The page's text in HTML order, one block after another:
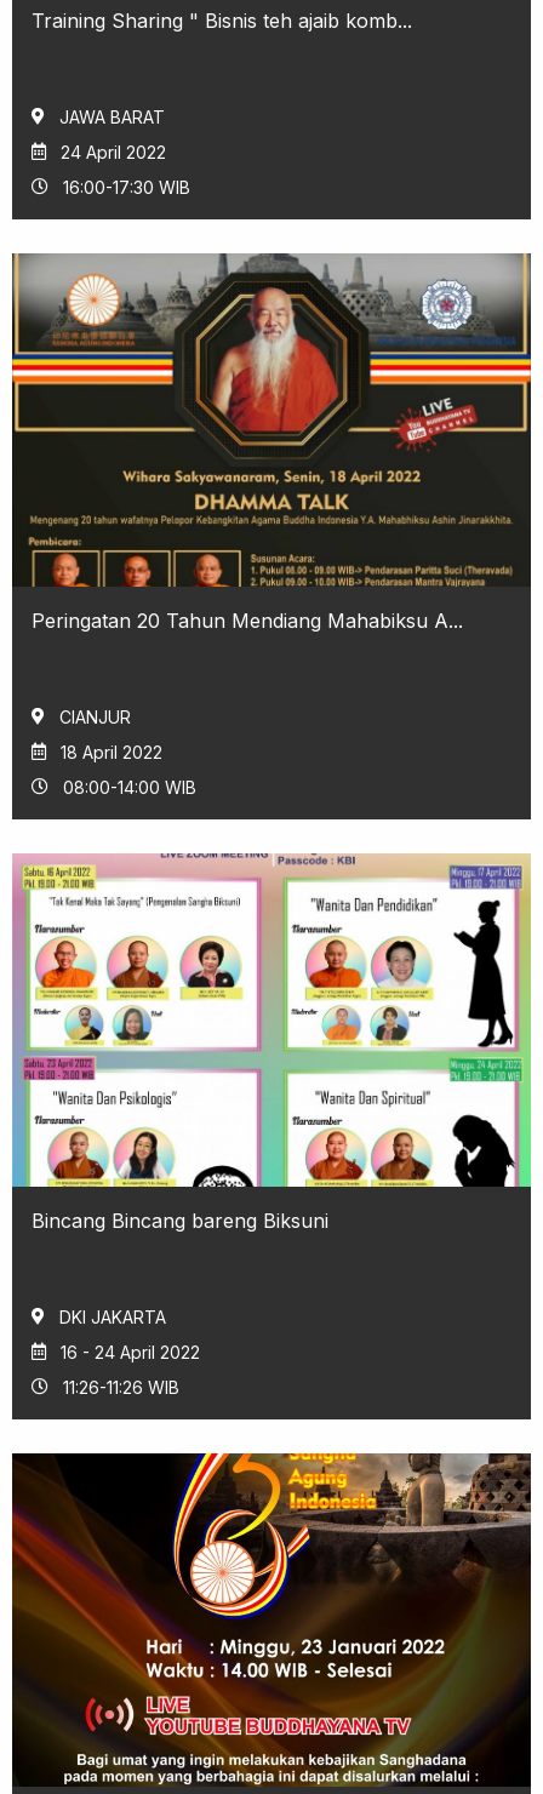
Training Sharing " Bisnis teh ajaib komb...
JAWA BARAT
24 April 2022
16:00-17:30 WIB
Peringatan 20 Tahun Mendiang Mahabiksu A...
CIANJUR
18 April 2022
08:00-14:00 WIB
Bincang Bincang bareng Biksuni
DKI JAKARTA
16 - 24 April 2022
11:26-11:26 WIB